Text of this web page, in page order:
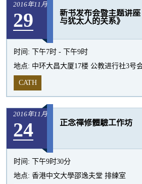
2016年11月
29
新书发布会暨主题讲
与犹太人的关系》
时间:
下午7时 - 下午9时
地点: 中环大昌大厦17楼 公教进行社3号
CATH
2016年11月
24 正念禪修體驗工作坊
时间:
下午9时30分
地点: 香港中文大學邵逸夫堂 排練室